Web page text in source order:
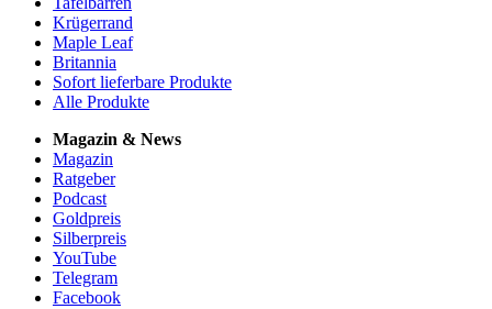
Krügerrand
Maple Leaf
Britannia
Sofort lieferbare Produkte
Alle Produkte
Magazin & News
Magazin
Ratgeber
Podcast
Goldpreis
Silberpreis
YouTube
Telegram
Facebook